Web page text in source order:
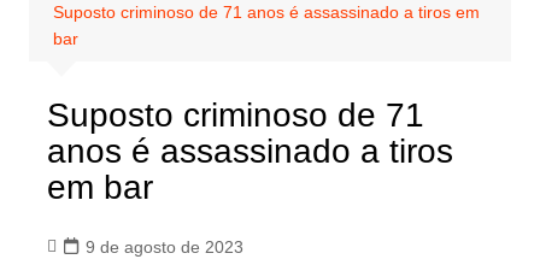
Suposto criminoso de 71 anos é assassinado a tiros em
bar
Suposto criminoso de 71
anos é assassinado a tiros
em bar
9 de agosto de 2023